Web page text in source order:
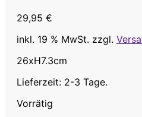
29,95 €
inkl. 19 % MwSt. zzgl.
26xH7.3cm
Lieferzeit: 2-3 Tage.
Vorrätig